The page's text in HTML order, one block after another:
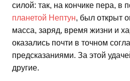
силой: так, на кончике пера, в
планетой Нептун, был открыт
масса, заряд, время жизни и
оказались почти в точном
предсказаниями. За этой
другие.